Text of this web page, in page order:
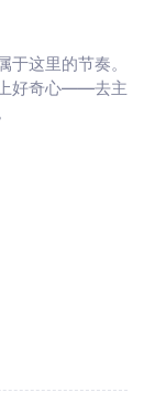
这里的节奏。
上好奇心——去主